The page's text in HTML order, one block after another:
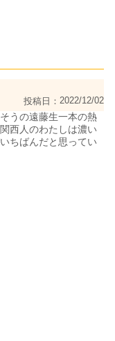
投稿日 2022/12/02
うの遠藤生一本の熱
西人のわたしは濃い
ちばんだと思ってい